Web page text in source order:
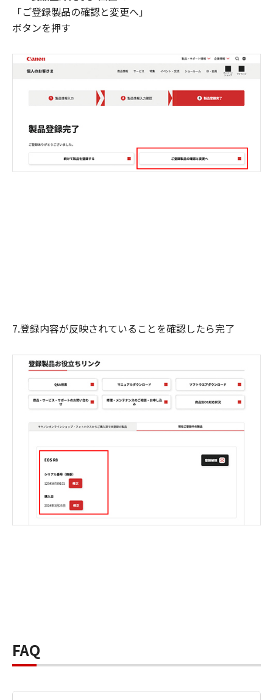
「ご登録製品の確認と変更へ」
ボタンを押す
7.登録内容が反映されていることを確認したら完了
FAQ